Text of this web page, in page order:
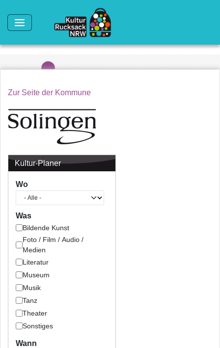
Zur Seite der Kommune
Kultur-Planer
Wo
Was
Bildende Kunst
Foto / Film / Audio /
Medien
Literatur
Museum
Musik
Tanz
Theater
Sonstiges
Wann